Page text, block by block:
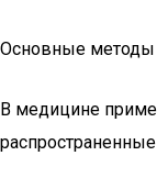
Основные методы
В медицине